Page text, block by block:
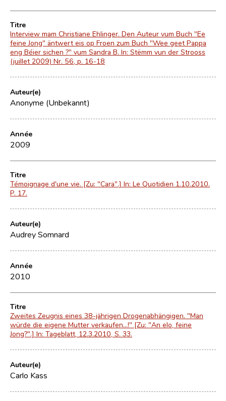
Titre
Interview mam Christiane Ehlinger. Den Auteur vum Buch "Ee
feine Jong" äntwert eis op Froen zum Buch "Wee geet Pappa
eng Béier sichen ?" vum Sandra B. In: Stëmm vun der Strooss
(juillet 2009) Nr. 56, p. 16-18
Auteur(e)
Anonyme (Unbekannt)
Année
2009
Titre
Témoignage d'une vie. [Zu: "Cara".] In: Le Quotidien 1.10.2010.
P. 17.
Auteur(e)
Audrey Somnard
Année
2010
Titre
Zweites Zeugnis eines 38-jährigen Drogenabhängigen. "Man
würde die eigene Mutter verkaufen...!" [Zu: "An elo, feine
Jong?".] In: Tageblatt, 12.3.2010, S. 33.
Auteur(e)
Carlo Kass